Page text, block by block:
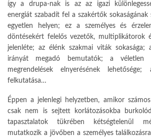
így a drupa-nak is az az igazi
energiát szabadít fel a szakértők sokaságának
egyetlen helyen; ez a személyes és
döntésekért felelős vezetők, multiplikátorok
jelenléte; az élénk szakmai viták
irányát megadó bemutatók; a véletlen
megrendelések elnyerésének
felkutatása…
Éppen a jelenlegi helyzetben, amikor
csak nem is sejtett korlátozásokba
tapasztalatok tükrében kétségtelenül
mutatkozik a jövőben a személyes